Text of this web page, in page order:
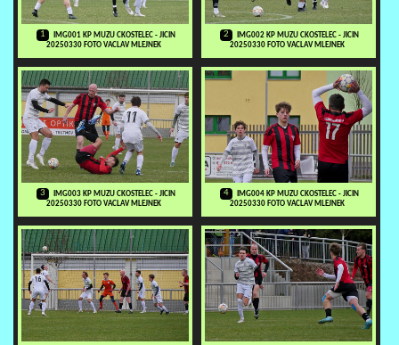
1
IMG001 KP MUZU CKOSTELEC - JICIN
20250330 FOTO VACLAV MLEJNEK
2
IMG002 KP MUZU CKOSTELEC - JICIN
20250330 FOTO VACLAV MLEJNEK
3
IMG003 KP MUZU CKOSTELEC - JICIN
20250330 FOTO VACLAV MLEJNEK
4
IMG004 KP MUZU CKOSTELEC - JICIN
20250330 FOTO VACLAV MLEJNEK